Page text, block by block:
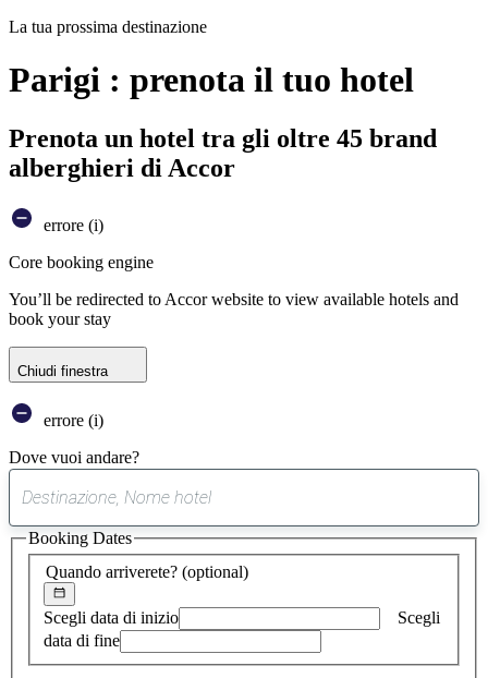
La tua prossima destinazione
Parigi : prenota il tuo hotel
Prenota un hotel tra gli oltre 45 brand
alberghieri di Accor
errore (i)
Core booking engine
You’ll be redirected to Accor website to view available hotels and
book your stay
Chiudi finestra
errore (i)
Dove vuoi andare?
suggerimento
trovato
Quando arriverete? (optional)
Scegli data di inizio
Scegli
data di fine
Booking Dates